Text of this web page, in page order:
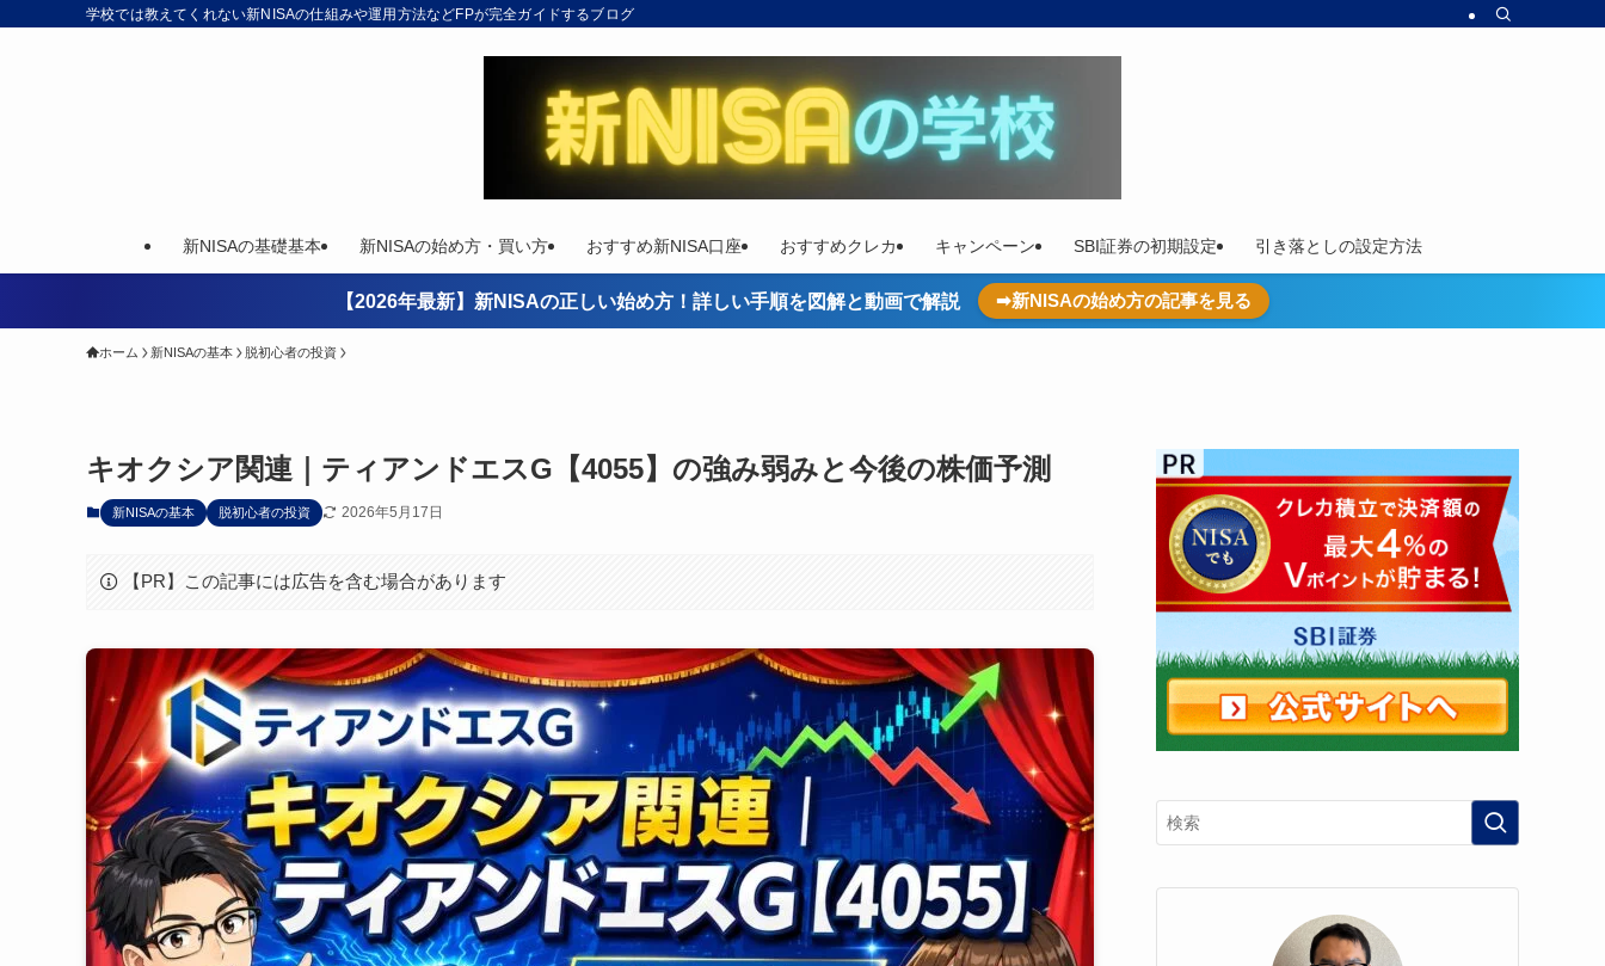
学校では教えてくれない新NISAの仕組みや運用方法などFPが完全ガイドするブログ
新NISAの基礎基本 新NISAの始め方・買い方 おすすめ新NISA口座 おすすめクレカ キャンペーン SBI証券の初期設定 引き落としの設定方法
【2026年最新】新NISAの正しい始め方！詳しい手順を図解と動画で解説 ➡新NISAの始め方の記事を見る
ホーム 新NISAの基本 脱初心者の投資
キオクシア関連｜ティアンドエスG【4055】の強み弱みと今後の株価予測
新NISAの基本 脱初心者の投資 2026年5月17日
【PR】この記事には広告を含む場合があります